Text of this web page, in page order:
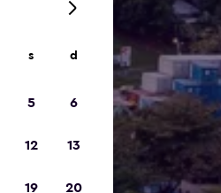
s d
5 6
12 13
19 20